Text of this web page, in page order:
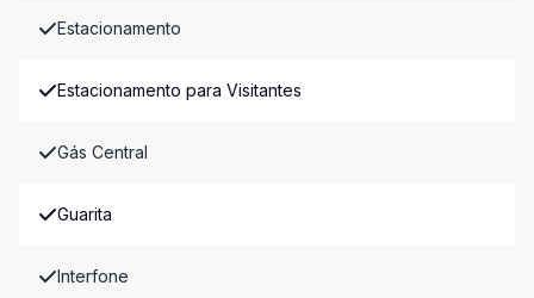
Estacionamento
Estacionamento para Visitantes
Gás Central
Guarita
Interfone